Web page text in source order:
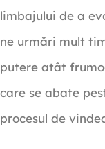
limbajului de a
ne urmări mult
putere atât
care se abate
procesul de